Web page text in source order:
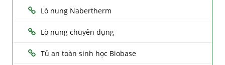
Lò nung Nabertherm
Lò nung chuyên dụng
Tủ an toàn sinh học Biobase